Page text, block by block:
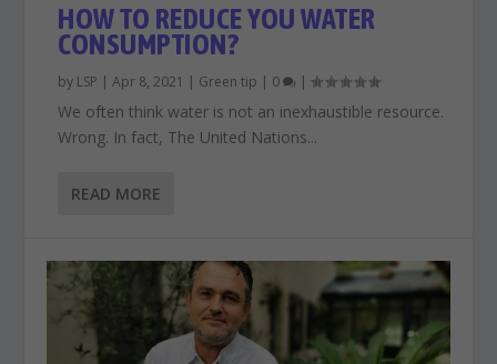
HOW TO REDUCE YOU WATER
CONSUMPTION?
by LSP |Apr 8, 2021 | Green tip | 0 |
We often think water is not an inexhaustible resource.
Wrong. In fact, The United Nations...
READ MORE